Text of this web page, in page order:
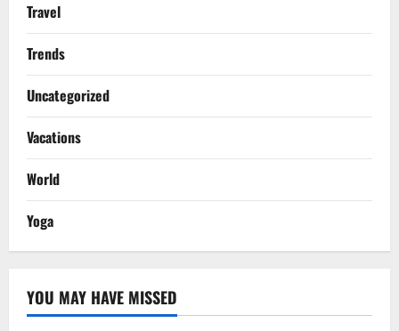
Travel
Trends
Uncategorized
Vacations
World
Yoga
YOU MAY HAVE MISSED